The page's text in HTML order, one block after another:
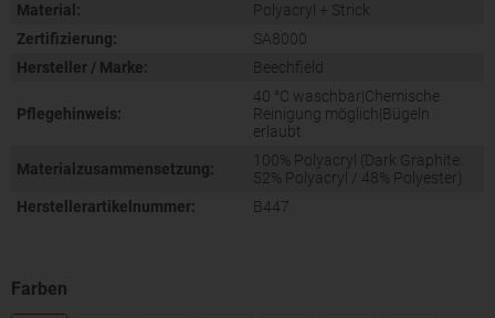
Material:
Polyacryl + Strick
Zertifizierung:
SA8000
Hersteller / Marke:
Beechfield
Pflegehinweis:
40 °C waschbar|Chemische
Reinigung möglich|Bügeln
erlaubt
Materialzusammensetzung:
100% Polyacryl (Dark Graphite:
52% Polyacryl / 48% Polyester)
Herstellerartikelnummer:
B447